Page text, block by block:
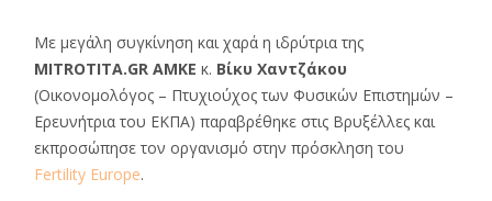
Με μεγάλη συγκίνηση και χαρά η ιδρύτρια της
MITROTITA.GR ΑΜΚΕ κ. Βίκυ Χαντζάκου
(Οικονομολόγος – Πτυχιούχος των Φυσικών Επιστημών –
Ερευνήτρια του ΕΚΠΑ) παραβρέθηκε στις Βρυξέλλες και
εκπροσώπησε τον οργανισμό στην πρόσκληση του
Fertility Europe.